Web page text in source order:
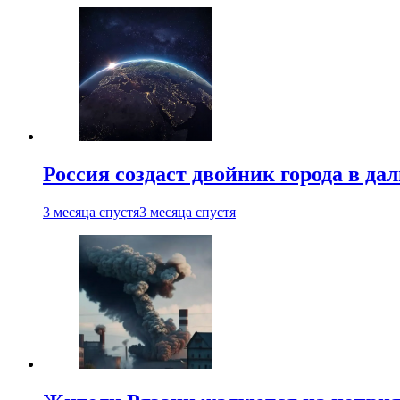
Россия создаст двойник города в
3 месяца спустя3 месяца спустя